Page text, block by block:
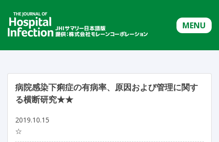
MENU
病院感染下痢症の有病率、原因および管理に関す
る横断研究★★
2019.10.15
☆